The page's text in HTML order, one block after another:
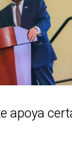
apoya